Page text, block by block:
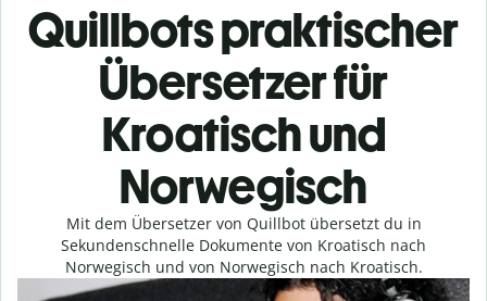
Quillbots praktischer
Übersetzer für
Kroatisch und
Norwegisch
Mit dem Übersetzer von Quillbot übersetzt du in
Sekundenschnelle Dokumente von Kroatisch nach
Norwegisch und von Norwegisch nach Kroatisch.